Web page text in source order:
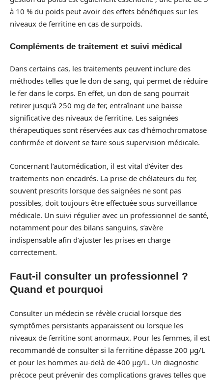
à 10 % du poids peut avoir des effets bénéfiques sur les
niveaux de ferritine en cas de surpoids.
Compléments de traitement et suivi médical
Dans certains cas, les traitements peuvent inclure des
méthodes telles que le don de sang, qui permet de réduire
le fer dans le corps. En effet, un don de sang pourrait
retirer jusqu’à 250 mg de fer, entraînant une baisse
significative des niveaux de ferritine. Les saignées
thérapeutiques sont réservées aux cas d’hémochromatose
confirmée et doivent se faire sous supervision médicale.
Concernant l’automédication, il est vital d’éviter des
traitements non encadrés. La prise de chélateurs du fer,
souvent prescrits lorsque des saignées ne sont pas
possibles, doit toujours être effectuée sous surveillance
médicale. Un suivi régulier avec un professionnel de santé,
notamment pour des bilans sanguins, s’avère
indispensable afin d’ajuster les prises en charge
correctement.
Faut-il consulter un professionnel ?
Quand et pourquoi
Consulter un médecin se révèle crucial lorsque des
symptômes persistants apparaissent ou lorsque les
niveaux de ferritine sont anormaux. Pour les femmes, il est
recommandé de consulter si la ferritine dépasse 200 µg/L
et pour les hommes au-delà de 400 µg/L. Un diagnostic
précoce peut prévenir des complications graves telles que